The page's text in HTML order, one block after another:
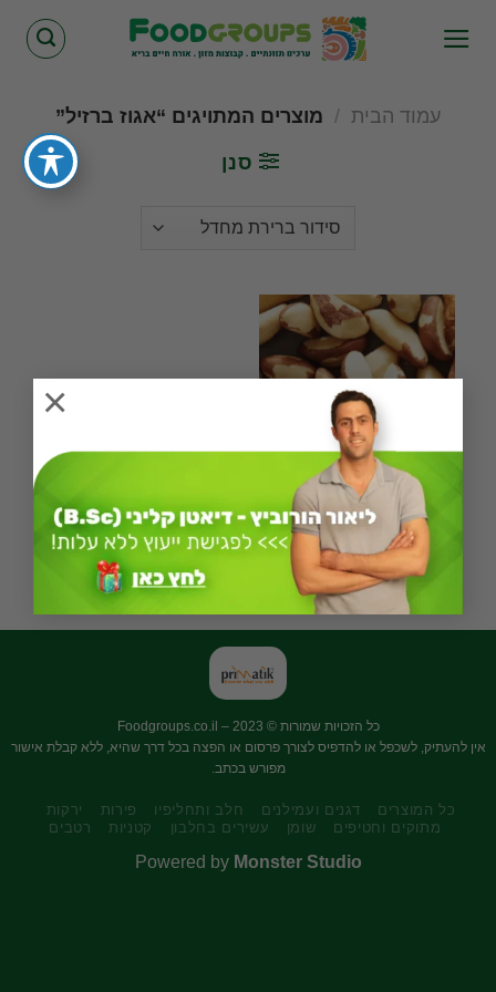
×
עמוד הבית / מוצרים המתויגים “אגוז ברזיל”
סנן
שומן
אגוז ברזיל
כל הזכויות שמורות © 2023 –
Foodgroups.co.il
אין להעתיק, לשכפל או להדפיס לצורך פרסום או הפצה בכל דרך שהיא, ללא קבלת אישור
מפורש בכתב.
כל המוצרים דגנים ועמילנים חלב ותחליפיו פירות
ירקות
מתוקים וחטיפים
שומן עשירים בחלבון קטניות רטבים
Powered by Monster Studio